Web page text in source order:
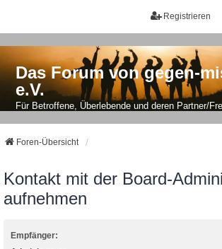
Registrieren
Das Forum von gegen-
e.V.
Für Betroffene, Überlebende und deren Partner/
Foren-Übersicht
Kontakt mit der Board-
aufnehmen
Empfänger: